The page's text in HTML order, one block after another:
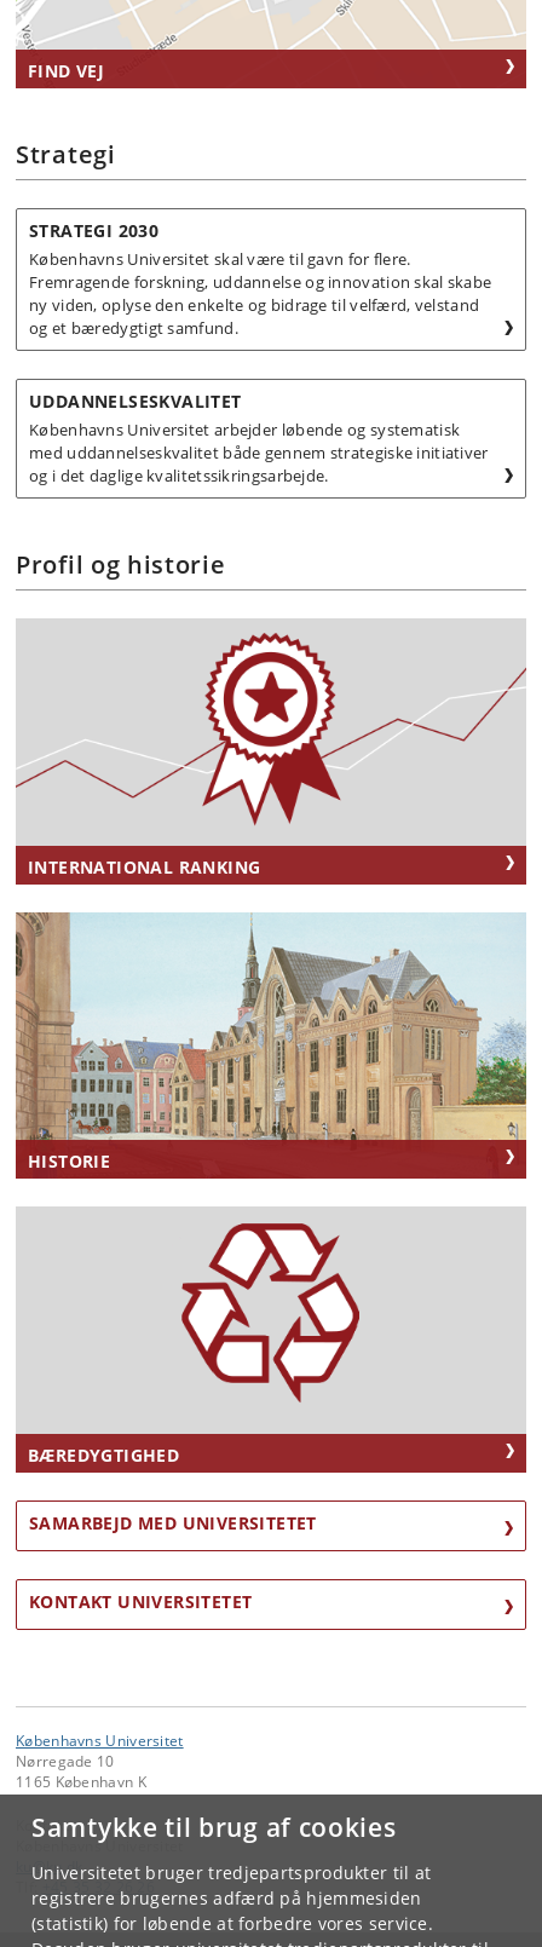
Samtykke til brug af cookies
Universitetet bruger tredjepartsprodukter til at
registrere brugernes adfærd på hjemmesiden
(statistik) for løbende at forbedre vores service.
FIND VEJ
Strategi
STRATEGI 2030
Københavns Universitet skal være til gavn for flere.
Fremragende forskning, uddannelse og innovation skal skabe
ny viden, oplyse den enkelte og bidrage til velfærd, velstand
og et bæredygtigt samfund.
UDDANNELSESKVALITET
Københavns Universitet arbejder løbende og systematisk
med uddannelseskvalitet både gennem strategiske initiativer
og i det daglige kvalitetssikringsarbejde.
Profil og historie
INTERNATIONAL RANKING
HISTORIE
BÆREDYGTIGHED
SAMARBEJD MED UNIVERSITETET
KONTAKT UNIVERSITETET
Københavns Universitet
Nørregade 10
1165 København K
Kontakt:
Københavns Universitet
@ku.dk
+45 35 32 26 26